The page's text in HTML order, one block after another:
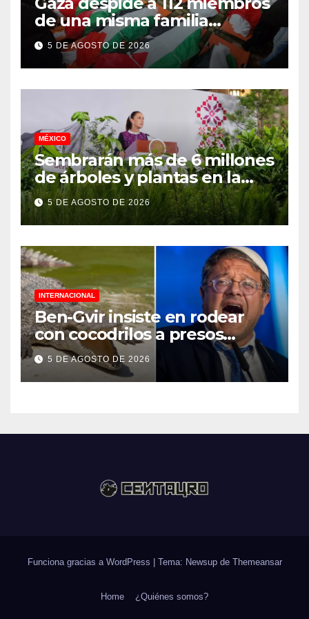
de una misma familia
asesinados durante el
genocidio
5 DE AGOSTO DE 2026
MÉXICO
Sembrarán más de 6 millones
de árboles y plantas en la
Jornada Nacional de
Reforestación 2026
5 DE AGOSTO DE 2026
INTERNACIONAL
Ben-Gvir insiste en rodear
con cocodrilos a presos
palestinos
5 DE AGOSTO DE 2026
Funciona gracias a WordPress Tema: Newsup de Themeansar
Home ¿Quiénes somos?